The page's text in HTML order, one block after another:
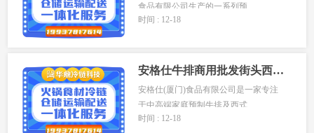
食品有限公司生产的一系列预...
时间 : 12-18
安格仕牛排商用批发街头西餐厅外卖轻食冷冻肉半成品西冷菲力
安格仕(厦门)食品有限公司是一家专注
于中高端家庭预制牛排及西式...
时间 : 12-18